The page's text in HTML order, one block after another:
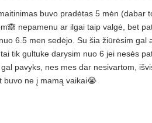
buvo pradėtas 5 mėn (dabar
nepamenu ar ilgai taip valgė, bet
6.5 men sedėjo. Su šia žiūrėsim gal
tik gultuke darysim nuo 6 jei nesės
pavyks, nes mes dar nesivartom,
buvo ne į mamą vaikai😭